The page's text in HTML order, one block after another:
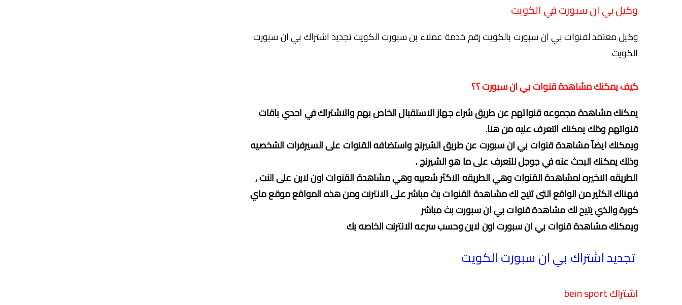
وكيل بي ان سبورت في الكويت
وكيل معتمد لفنوات بي ان سبورت بالكويت رقم خدمة عملاء بن سبورت الكويت تجديد اشتراك بي ان سبورت
الكويت
كيف يمكنك مشاهدة قنوات بي ان سبورت ؟؟
يمكنك مشاهدة مجموعه قنواتهم عن طريق شراء جهاز الاستقبال الخاص بهم والاشتراك في احدي باقات
قنواتهم وذلك يمكنك التعرف عليه من هنا.
ويمكنك ايضاً مشاهدة قنوات بي ان سبورت عن طريق الشيرنج واستضافه القنوات على السيرفرات الشخصيه
وذلك يمكنك البحث عنه في جوجل للتعرف على ما هو الشيرنج .
الطريقه الاخيره لمشاهدة القنوات وهي الطريقه الاكثر شعبيه وهي مشاهدة القنوات اون لاين على النت ,
فهناك الكثير من الواقع التى تتيح لك مشاهدة القنوات بث مباشر على الانترنت ومن هذه المواقع موقع ماي
كورة والذي يتيح لك مشاهدة قنوات بي ان سبورت بث مباشر
ويمكنك مشاهدة قنوات بي ان سبورت اون لاين وحسب سرعه الانترنت الخاصه بك
تجديد اشتراك بي ان سبورت الكويت
اشتراك bein sport